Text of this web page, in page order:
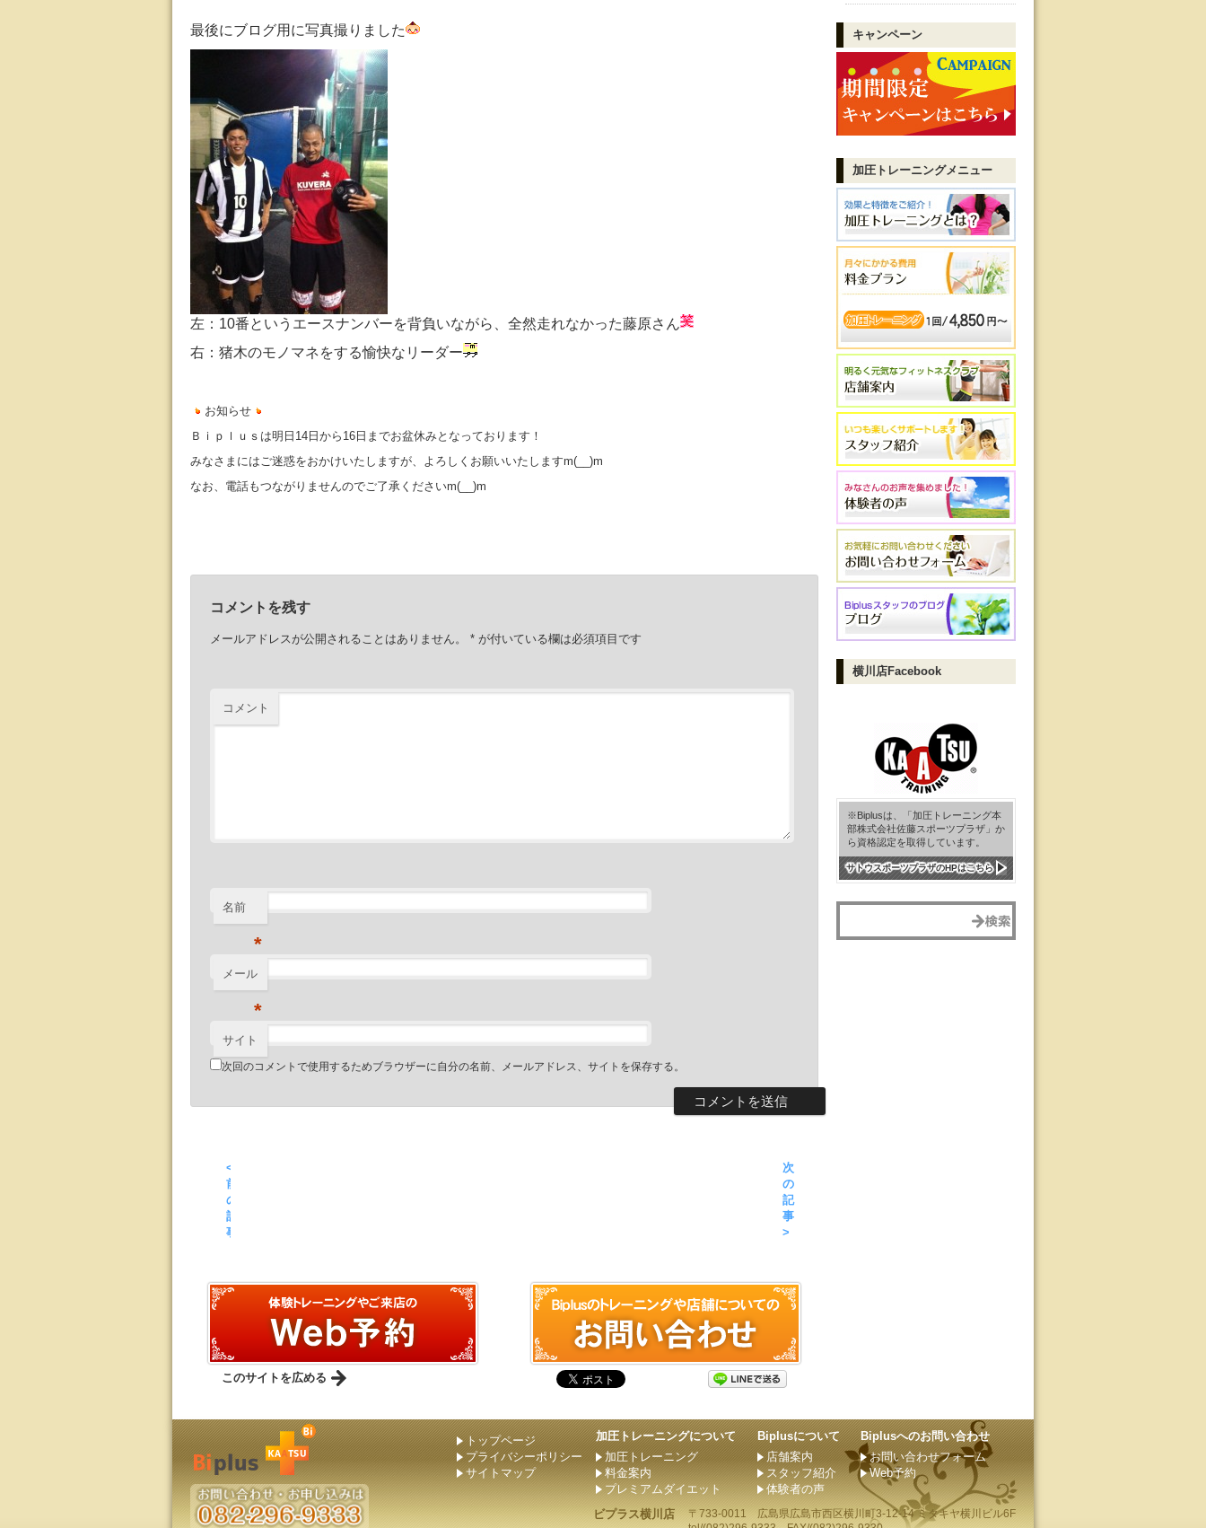
最後にブログ用に写真撮りました
左：10番というエースナンバーを背負いながら、全然走れなかった藤原さん
右：猪木のモノマネをする愉快なリーダー
お知らせ
Ｂｉｐｌｕｓは明日14日から16日までお盆休みとなっております！
みなさまにはご迷惑をおかけいたしますが、よろしくお願いいたしますm(__)m
なお、電話もつながりませんのでご了承くださいm(__)m
コメントを残す
メールアドレスが公開されることはありません。 * が付いている欄は必須項目です
コメント
名前
*
メール
*
サイト
次回のコメントで使用するためブラウザーに自分の名前、メールアドレス、サイトを保存する。
<
前
の
記
事
次
の
記
事
>
このサイトを広める
キャンペーン
加圧トレーニングメニュー
横川店Facebook
※Biplusは、「加圧トレーニング本
部株式会社佐藤スポーツプラザ」か
ら資格認定を取得しています。
サトウスポーツプラザのHPはこちら
トップページ
プライバシーポリシー
サイトマップ
加圧トレーニングについて
加圧トレーニング
料金案内
プレミアムダイエット
Biplusについて
店舗案内
スタッフ紹介
体験者の声
Biplusへのお問い合わせ
お問い合わせフォーム
Web予約
ビプラス横川店 〒733-0011 広島県広島市西区横川町3-12-14 ミタキヤ横川ビル6F